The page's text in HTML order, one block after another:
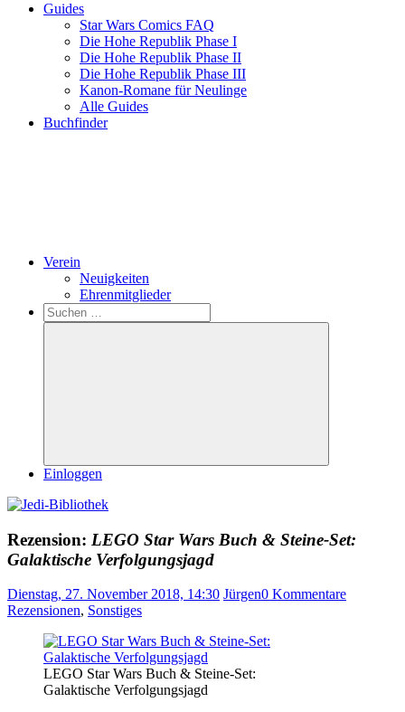
Guides
Star Wars Comics FAQ
Die Hohe Republik Phase I
Die Hohe Republik Phase II
Die Hohe Republik Phase III
Kanon-Romane für Neulinge
Alle Guides
Buchfinder
Verein
Neuigkeiten
Ehrenmitglieder
Search
Suchen
nach:
Suchen
Einloggen
Rezension: LEGO Star Wars Buch & Steine-Set:
Galaktische Verfolgungsjagd
Dienstag, 27. November 2018, 14:30 Jürgen0 Kommentare
Rezensionen, Sonstiges
LEGO Star Wars Buch & Steine-Set:
Galaktische Verfolgungsjagd